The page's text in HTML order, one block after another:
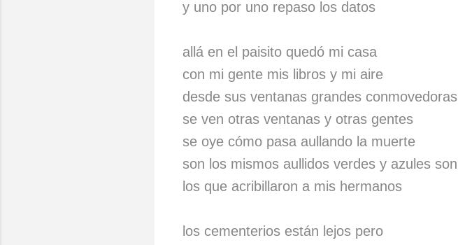
y uno por uno repaso los datos
allá en el paisito quedó mi casa
con mi gente mis libros y mi aire
desde sus ventanas grandes conmovedoras
se ven otras ventanas y otras gentes
se oye cómo pasa aullando la muerte
son los mismos aullidos verdes y azules son
los que acribillaron a mis hermanos
los cementerios están lejos pero